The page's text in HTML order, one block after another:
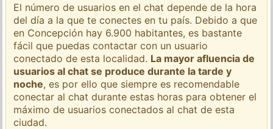
El número de usuarios en el chat depende de la hora
del día a la que te conectes en tu país. Debido a que
en Concepción hay 6.900 habitantes, es bastante
fácil que puedas contactar con un usuario
conectado de esta localidad. La mayor afluencia de
usuarios al chat se produce durante la tarde y
noche, es por ello que siempre es recomendable
conectar al chat durante estas horas para obtener el
máximo de usuarios conectados al chat de esta
ciudad.